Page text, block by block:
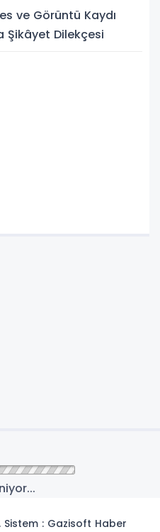
ve Görüntü Kaydı
Şikâyet Dilekçesi
Sistem : Gazisoft Haber